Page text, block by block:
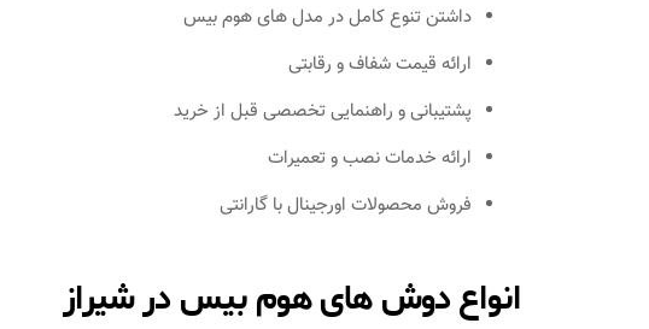
داشتن تنوع کامل در مدل‌ های هوم بیس
ارائه قیمت شفاف و رقابتی
پشتیبانی و راهنمایی تخصصی قبل از خرید
ارائه خدمات نصب و تعمیرات
فروش محصولات اورجینال با گارانتی
انواع دوش های هوم بیس در شیراز